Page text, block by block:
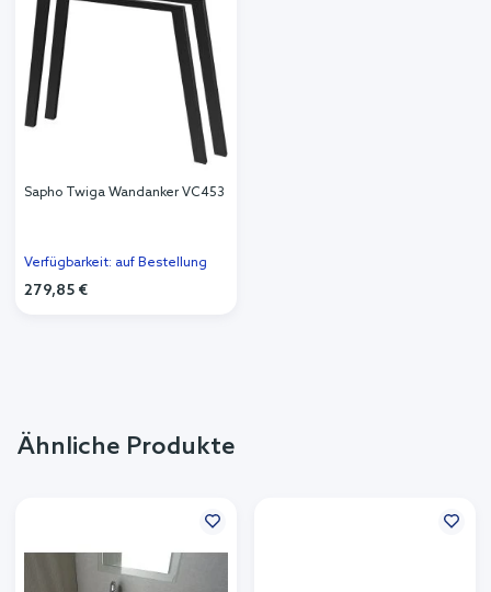
Sapho Twiga Wandanker VC453
Verfügbarkeit: auf Bestellung
279,85 €
Ähnliche Produkte